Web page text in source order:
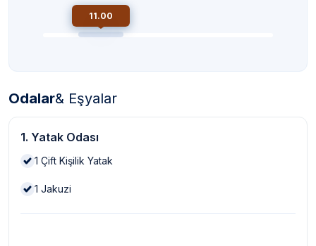
11.00
Odalar& Eşyalar
1. Yatak Odası
1 Çift Kişilik Yatak
1 Jakuzi